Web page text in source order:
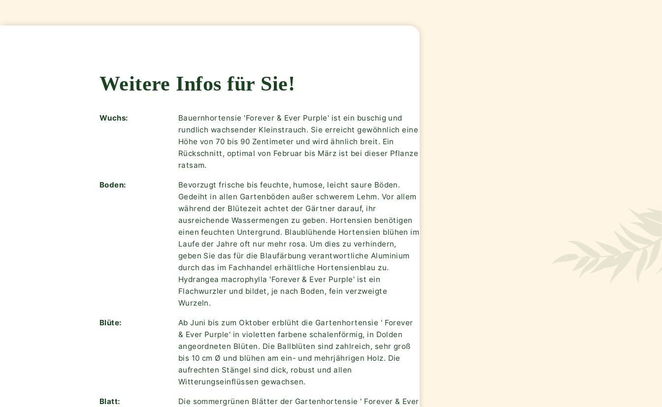
Weitere Infos für Sie!
Wuchs:
Bauernhortensie 'Forever & Ever Purple' ist ein buschig und
rundlich wachsender Kleinstrauch. Sie erreicht gewöhnlich eine
Höhe von 70 bis 90 Zentimeter und wird ähnlich breit. Ein
Rückschnitt, optimal von Februar bis März ist bei dieser Pflanze
ratsam.
Boden:
Bevorzugt frische bis feuchte, humose, leicht saure Böden.
Gedeiht in allen Gartenböden außer schwerem Lehm. Vor allem
während der Blütezeit achtet der Gärtner darauf, ihr
ausreichende Wassermengen zu geben. Hortensien benötigen
einen feuchten Untergrund. Blaublühende Hortensien blühen im
Laufe der Jahre oft nur mehr rosa. Um dies zu verhindern,
geben Sie das für die Blaufärbung verantwortliche Aluminium
durch das im Fachhandel erhältliche Hortensienblau zu.
Hydrangea macrophylla 'Forever & Ever Purple' ist ein
Flachwurzler und bildet, je nach Boden, fein verzweigte
Wurzeln.
Blüte:
Ab Juni bis zum Oktober erblüht die Gartenhortensie ' Forever
& Ever Purple' in violetten farbene schalenförmig, in Dolden
angeordneten Blüten. Die Ballblüten sind zahlreich, sehr groß
bis 10 cm Ø und blühen am ein- und mehrjährigen Holz. Die
aufrechten Stängel sind dick, robust und allen
Witterungseinflüssen gewachsen.
Blatt:
Die sommergrünen Blätter der Gartenhortensie ' Forever & Ever